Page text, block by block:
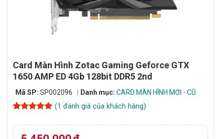
Card Màn Hình Zotac Gaming Geforce GTX
1650 AMP ED 4Gb 128bit DDR5 2nd
Mã SP: SP002096 Danh mục: CARD MÀN HÌNH MỚI - CŨ
dựa trên
đánh giá
(1 đánh giá của khách hàng)